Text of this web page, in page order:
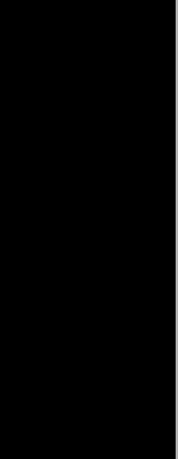
esta película
divididos entre